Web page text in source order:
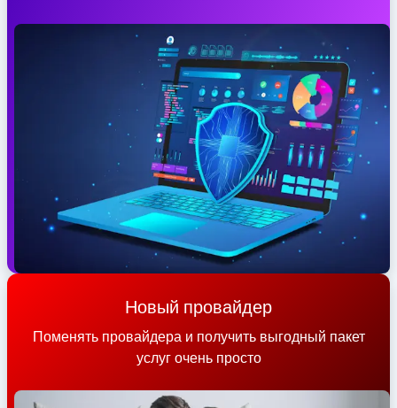
Новый провайдер
Поменять провайдера и получить выгодный пакет
услуг очень просто